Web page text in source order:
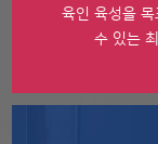
육인 육성을
수 있는